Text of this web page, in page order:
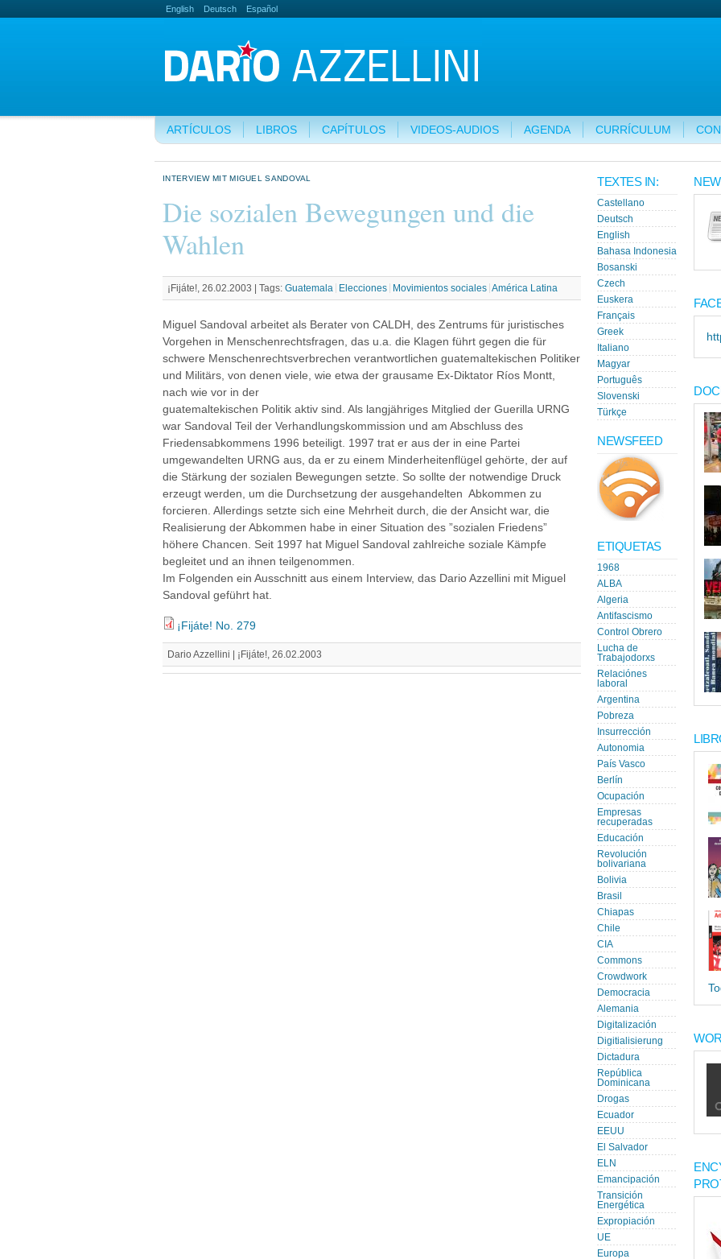
English Deutsch Español
ARTÍCULOS LIBROS CAPÍTULOS VIDEOS-AUDIOS AGENDA CURRÍCULUM
INTERVIEW MIT MIGUEL SANDOVAL
Die sozialen Bewegungen und die
Wahlen
¡Fijáte!, 26.02.2003 | Tags: Guatemala Elecciones Movimientos sociales América Latina
Miguel Sandoval arbeitet als Berater von CALDH, des Zentrums für juristisches
Vorgehen in Menschenrechtsfragen, das u.a. die Klagen führt gegen die für
schwere Menschenrechtsverbrechen verantwortlichen guatemaltekischen Politiker
und Militärs, von denen viele, wie etwa der grausame Ex-Diktator Ríos Montt,
nach wie vor in der
guatemaltekischen Politik aktiv sind. Als langjähriges Mitglied der Guerilla URNG
war Sandoval Teil der Verhandlungskommission und am Abschluss des
Friedensabkommens 1996 beteiligt. 1997 trat er aus der in eine Partei
umgewandelten URNG aus, da er zu einem Minderheitenflügel gehörte, der auf
die Stärkung der sozialen Bewegungen setzte. So sollte der notwendige Druck
erzeugt werden, um die Durchsetzung der ausgehandelten Abkommen zu
forcieren. Allerdings setzte sich eine Mehrheit durch, die der Ansicht war, die
Realisierung der Abkommen habe in einer Situation des ”sozialen Friedens”
höhere Chancen. Seit 1997 hat Miguel Sandoval zahlreiche soziale Kämpfe
begleitet und an ihnen teilgenommen.
Im Folgenden ein Ausschnitt aus einem Interview, das Dario Azzellini mit Miguel
Sandoval geführt hat.
¡Fijáte! No. 279
Dario Azzellini | ¡Fijáte!, 26.02.2003
TEXTES IN:
Castellano
Deutsch
English
Bahasa Indonesia
Bosanski
Czech
Euskera
Français
Greek
Italiano
Magyar
Português
Slovenski
Türkçe
NEWSFEED
ETIQUETAS
1968
ALBA
Algeria
Antifascismo
Control Obrero
Lucha de
Trabajodorxs
Relaciónes
laboral
Argentina
Pobreza
Insurrección
Autonomia
País Vasco
Berlín
Ocupación
Empresas
recuperadas
Educación
Revolución
bolivariana
Bolivia
Brasil
Chiapas
Chile
CIA
Commons
Crowdwork
Democracia
Alemania
Digitalización
Digitialisierung
Dictadura
República
Dominicana
Drogas
Ecuador
EEUU
El Salvador
ELN
Emancipación
Transición
Energética
Expropiación
UE
Europa